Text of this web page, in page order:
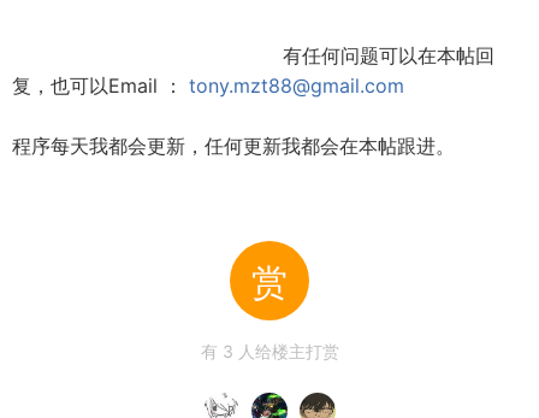
有任何问题可以在本帖回
复，也可以Email ： tony.mzt88@gmail.com
程序每天我都会更新，任何更新我都会在本帖跟进。
赏
有 3 人给楼主打赏